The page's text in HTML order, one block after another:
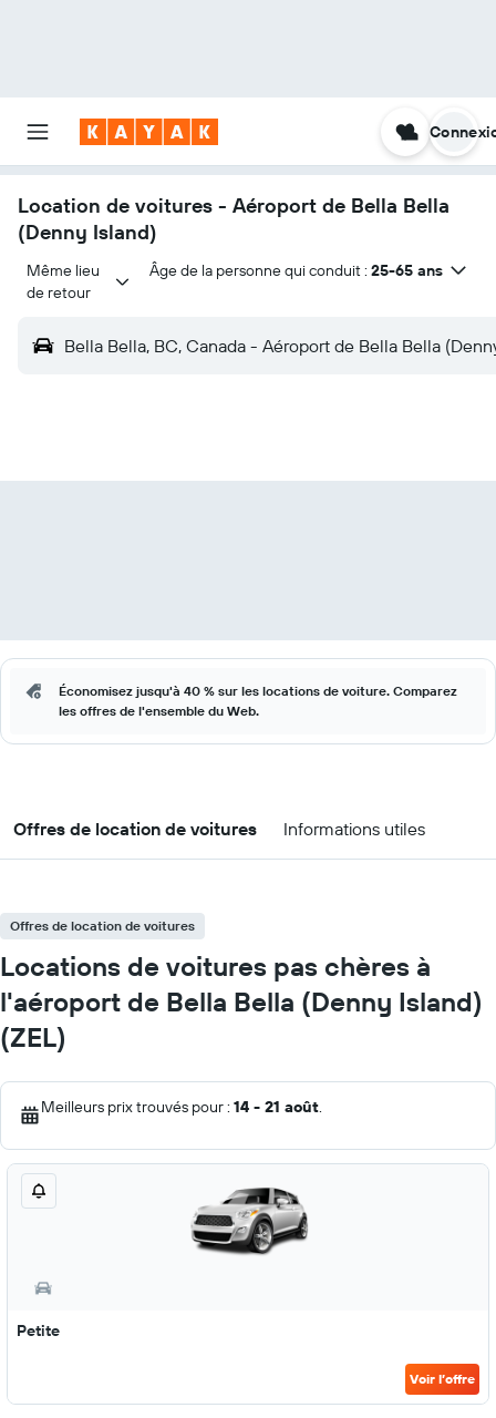
Location de voitures - Aéroport de Bella Bella
(Denny Island)
Même lieu
de retour
Âge de la personne qui conduit : 25-65 ans
Bella Bella, BC, Canada - Aéroport de Bella Bella
Économisez jusqu'à 40 % sur les locations de voiture. Comparez
les offres de l'ensemble du Web.
Offres de location de voitures Informations utiles
Offres de location de voitures
Locations de voitures pas chères à
l'aéroport de Bella Bella (Denny Island)
(ZEL)
Meilleurs prix trouvés pour : 14 - 21 août.
Petite
Voir l’offre